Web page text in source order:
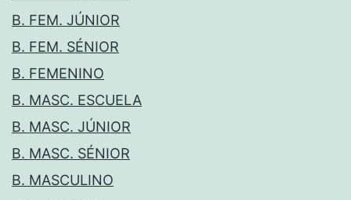
B. FEM. JÚNIOR
B. FEM. SÉNIOR
B. FEMENINO
B. MASC. ESCUELA
B. MASC. JÚNIOR
B. MASC. SÉNIOR
B. MASCULINO